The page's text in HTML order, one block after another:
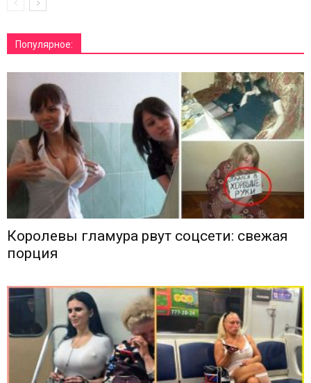
Популярное:
Королевы гламура рвут соцсети: свежая
порция